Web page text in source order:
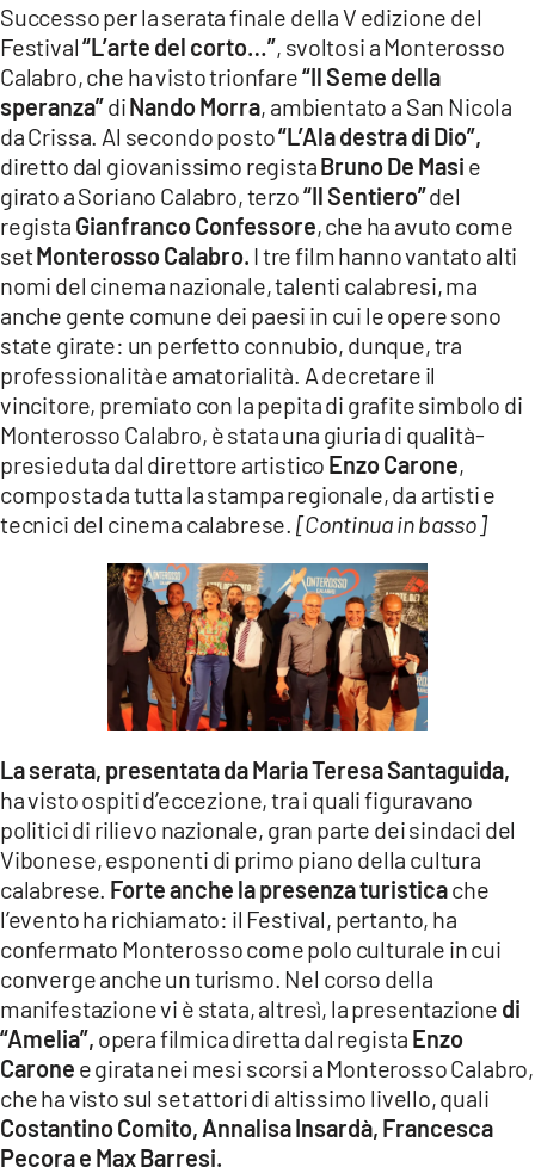
LACITYMAG.IT
ILREGGINO.IT
COSENZACHANNEL.IT
ILVIBONESE.IT
CATANZAROCHANNEL.IT
LACAPITALENEWS.IT
App
ANDROID
APPLE
Successo per la serata finale della V edizione del
Festival“L’arte del corto…”, svoltosi a Monterosso
Calabro, che ha visto trionfare“Il Seme della
speranza”diNando Morra, ambientato a San Nicola
da Crissa. Al secondo posto“L’Ala destra di Dio”,
diretto dal giovanissimo registaBruno De Masi e
girato a Soriano Calabro, terzo“Il Sentiero”del
regista Gianfranco Confessore, che ha avuto come
setMonterosso Calabro. I tre film hanno vantato alti
nomi del cinema nazionale, talenti calabresi, ma
anche gente comune dei paesi in cui le opere sono
state girate: un perfetto connubio, dunque, tra
professionalità e amatorialità. A decretare il
vincitore, premiato con la pepita di grafite simbolo di
Monterosso Calabro, è stata una giuria di qualità-
presieduta dal direttore artistico Enzo Carone,
composta da tutta la stampa regionale, da artisti e
tecnici del cinema calabrese. [Continua in basso]
La serata, presentata da Maria Teresa Santaguida,
ha visto ospiti d’eccezione, tra i quali figuravano
politici di rilievo nazionale, gran parte dei sindaci del
Vibonese, esponenti di primo piano della cultura
calabrese. Forte anche la presenza turisticache
l’evento ha richiamato: il Festival, pertanto, ha
confermato Monterosso come polo culturale in cui
converge anche un turismo. Nel corso della
manifestazione vi è stata, altresì, la presentazione di
“Amelia”, opera filmica diretta dal regista Enzo
Carone e girata nei mesi scorsi a Monterosso Calabro,
che ha visto sul set attori di altissimo livello, quali
Costantino Comito, Annalisa Insardà, Francesca
Pecora e Max Barresi.